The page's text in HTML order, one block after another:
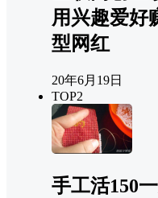
用兴趣爱好
型网红
20年6月19日
TOP2
手工活150